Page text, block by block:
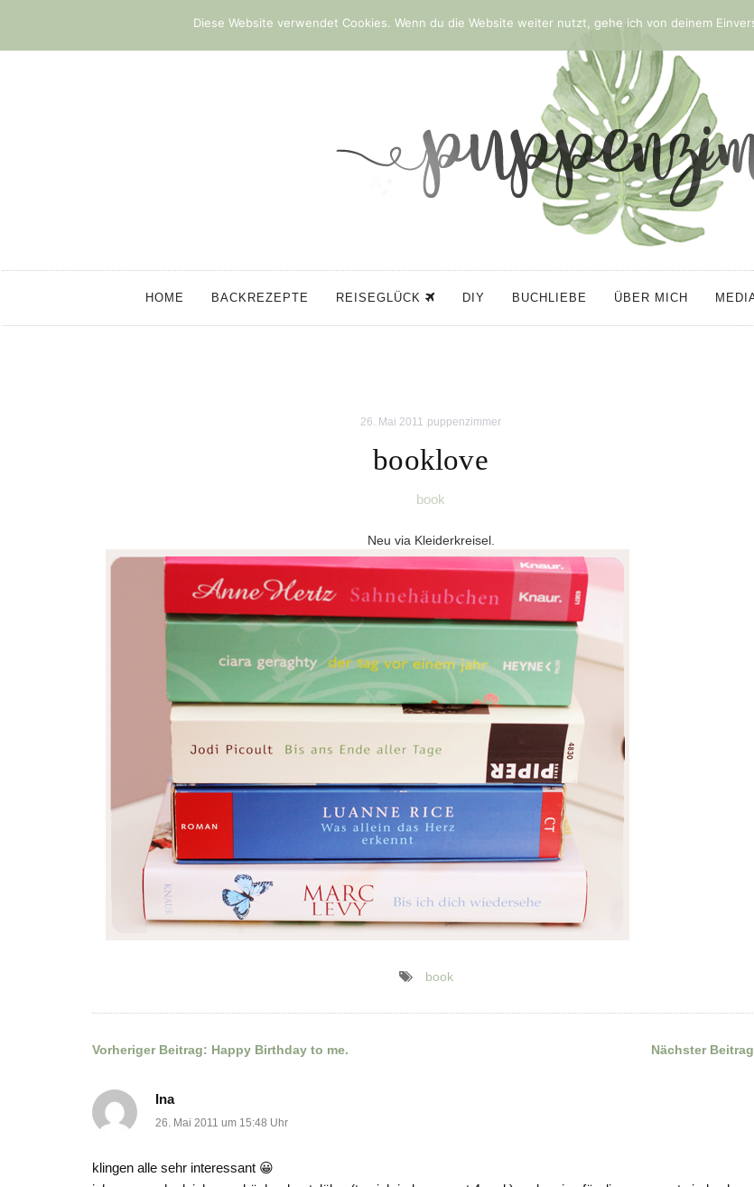
HOME BACKREZEPTE REISEGLÜCK DIY BUCHLIEBE ÜBER MICH
26. Mai 2011 puppenzimmer
booklove
book
Neu via Kleiderkreisel.
book
Beitragsnavigation
Vorheriger Beitrag: Happy Birthday to me. Nächster
Ina
26. Mai 2011 um 15:48 Uhr
klingen alle sehr interessant 😀
Diese Website verwendet Cookies. Wenn du die Website weiter nutzt, gehe ich von deinem